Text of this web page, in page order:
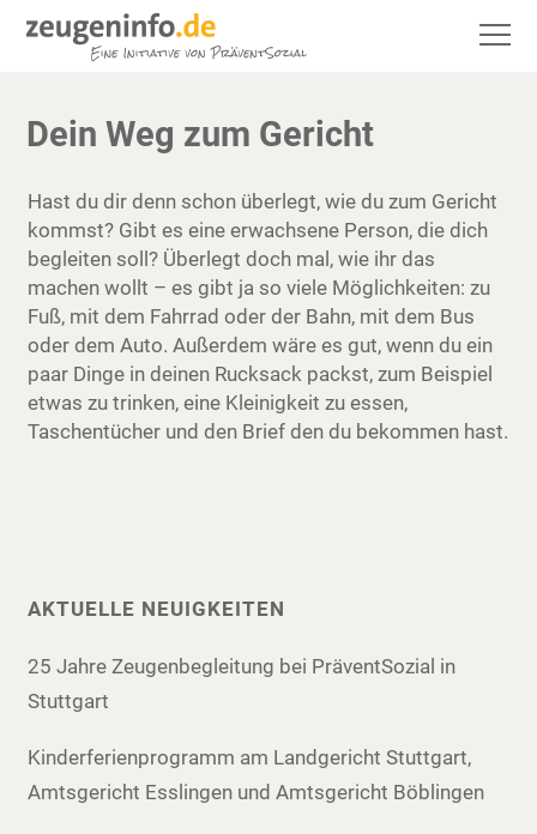
Dein Weg zum Gericht
Hast du dir denn schon überlegt, wie du zum Gericht
kommst? Gibt es eine erwachsene Person, die dich
begleiten soll? Überlegt doch mal, wie ihr das
machen wollt – es gibt ja so viele Möglichkeiten: zu
Fuß, mit dem Fahrrad oder der Bahn, mit dem Bus
oder dem Auto. Außerdem wäre es gut, wenn du ein
paar Dinge in deinen Rucksack packst, zum Beispiel
etwas zu trinken, eine Kleinigkeit zu essen,
Taschentücher und den Brief den du bekommen hast.
AKTUELLE NEUIGKEITEN
25 Jahre Zeugenbegleitung bei PräventSozial in
Stuttgart
Kinderferienprogramm am Landgericht Stuttgart,
Amtsgericht Esslingen und Amtsgericht Böblingen